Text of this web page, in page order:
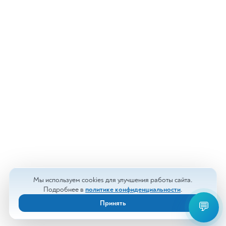
Мы используем cookies для улучшения работы сайта.
Подробнее в политике конфиденциальности.
Принять
💬